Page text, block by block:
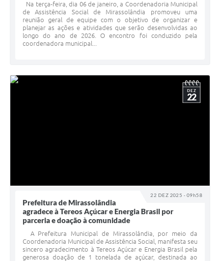
Na terça-feira, dia 06 de janeiro, a Coordenadoria Municipal
de Assistência Social de Mirassolândia promoveu uma
reunião geral de equipe com o objetivo de organizar e
planejar as ações e atividades que serão desenvolvidas ao
longo do ano de 2026. O encontro foi conduzido pela
coordenadora municipal...
22 DEZ 2025 - 09h58
DEZ
22
Prefeitura de Mirassolândia
agradece à Tereos Açúcar e Energia Brasil por
parceria e doação à comunidade
A Prefeitura Municipal de Mirassolândia, por meio da
Coordenadoria Municipal de Assistência Social, manifesta seu
sincero agradecimento à Tereos Açúcar e Energia Brasil pela
generosa doação de 1 tonelada de açúcar, destinada ao